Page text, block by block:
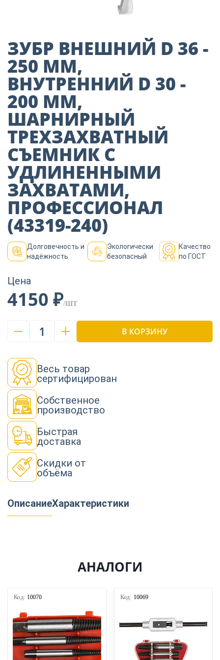
Декор
Изоляция
Инструменты
Продукция из
дерева
Строительство
ЗУБР ВНЕШНИЙ D 36 -
250 ММ,
ВНУТРЕННИЙ D 30 -
200 ММ,
ШАРНИРНЫЙ
ТРЕХЗАХВАТНЫЙ
СЪЕМНИК С
УДЛИНЕННЫМИ
ЗАХВАТАМИ,
ПРОФЕССИОНАЛ
(43319-240)
Долговечность и
надёжность
Экологически
безопасный
Качество
по ГОСТ
Цена
4150 ₽/ШТ
1 В КОРЗИНУ
Весь товар
сертифицирован
Собственное
производство
Быстрая
доставка
Скидки от
объёма
ОписаниеХарактеристики
АНАЛОГИ
Код: 10070 Код: 10069